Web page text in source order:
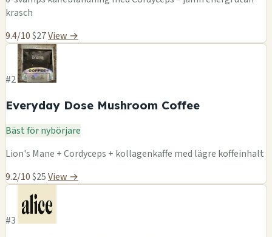
krasch
9.4/10$27View →
#2
Everyday Dose Mushroom Coffee
Bäst för nybörjare
Lion's Mane + Cordyceps + kollagenkaffe med lägre koffeinhalt
9.2/10$25View →
#3